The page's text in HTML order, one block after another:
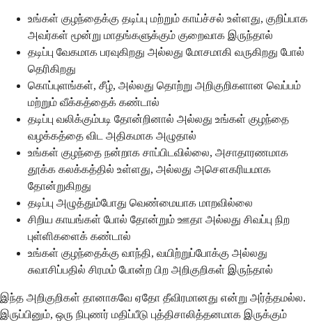
உங்கள் குழந்தைக்கு தடிப்பு மற்றும் காய்ச்சல் உள்ளது, குறிப்பாக
அவர்கள் மூன்று மாதங்களுக்கும் குறைவாக இருந்தால்
தடிப்பு வேகமாக பரவுகிறது அல்லது மோசமாகி வருகிறது போல்
தெரிகிறது
கொப்புளங்கள், சீழ், அல்லது தொற்று அறிகுறிகளான வெப்பம்
மற்றும் வீக்கத்தைக் கண்டால்
தடிப்பு வலிக்கும்படி தோன்றினால் அல்லது உங்கள் குழந்தை
வழக்கத்தை விட அதிகமாக அழுதால்
உங்கள் குழந்தை நன்றாக சாப்பிடவில்லை, அசாதாரணமாக
தூக்க கலக்கத்தில் உள்ளது, அல்லது அசௌகரியமாக
தோன்றுகிறது
தடிப்பு அழுத்தும்போது வெண்மையாக மாறவில்லை
சிறிய காயங்கள் போல் தோன்றும் ஊதா அல்லது சிவப்பு நிற
புள்ளிகளைக் கண்டால்
உங்கள் குழந்தைக்கு வாந்தி, வயிற்றுப்போக்கு அல்லது
சுவாசிப்பதில் சிரமம் போன்ற பிற அறிகுறிகள் இருந்தால்
இந்த அறிகுறிகள் தானாகவே ஏதோ தீவிரமானது என்று அர்த்தமல்ல.
இருப்பினும், ஒரு நிபுணர் மதிப்பீடு புத்திசாலித்தனமாக இருக்கும்